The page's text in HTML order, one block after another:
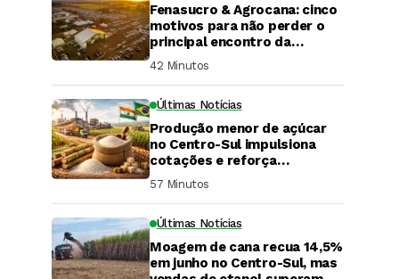
Fenasucro & Agrocana: cinco
motivos para não perder o
principal encontro da
bioenergia mundial
42 Minutos ⁮
Últimas Notícias
Produção menor de açúcar
no Centro-Sul impulsiona
cotações e reforça
preocupações com oferta
global
57 Minutos ⁮
Últimas Notícias
Moagem de cana recua 14,5%
em junho no Centro-Sul, mas
DaCana Cast